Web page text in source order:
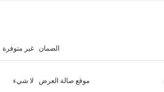
الضمان غير متوفرة
موقع صالة العرض لا شيء